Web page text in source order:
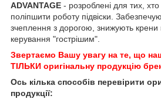
ADVANTAGE - розроблені для тих,
поліпшити роботу підвіски.
зчеплення з дорогою, знижують крени
керування "гострішим".
Звертаємо Вашу увагу на те, що
ТІЛЬКИ оригінальну продукцію
Ось кілька способів перевірити
продукції: